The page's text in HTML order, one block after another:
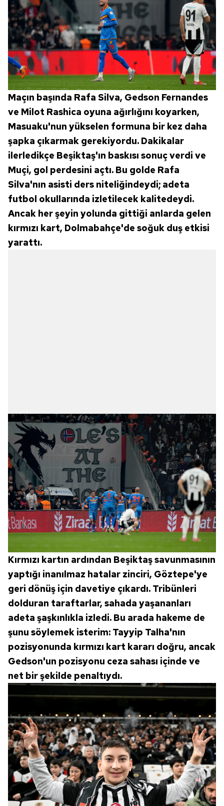
Maçın başında Rafa Silva, Gedson Fernandes
ve Milot Rashica oyuna ağırlığını koyarken,
Masuaku'nun yükselen formuna bir kez daha
şapka çıkarmak gerekiyordu. Dakikalar
ilerledikçe Beşiktaş'ın baskısı sonuç verdi ve
Muçi, gol perdesini açtı. Bu golde Rafa
Silva'nın asisti ders niteliğindeydi; adeta
futbol okullarında izletilecek kalitedeydi.
Ancak her şeyin yolunda gittiği anlarda gelen
kırmızı kart, Dolmabahçe'de soğuk duş etkisi
yarattı.
Kırmızı kartın ardından Beşiktaş savunmasının
yaptığı inanılmaz hatalar zinciri, Göztepe'ye
geri dönüş için davetiye çıkardı. Tribünleri
dolduran taraftarlar, sahada yaşananları
adeta şaşkınlıkla izledi. Bu arada hakeme de
şunu söylemek isterim: Tayyip Talha'nın
pozisyonunda kırmızı kart kararı doğru, ancak
Gedson'un pozisyonu ceza sahası içinde ve
net bir şekilde penaltıydı.